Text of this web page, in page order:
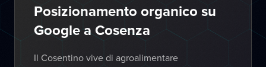
Posizionamento organico su
Google a Cosenza
Il Cosentino vive di agroalimentare